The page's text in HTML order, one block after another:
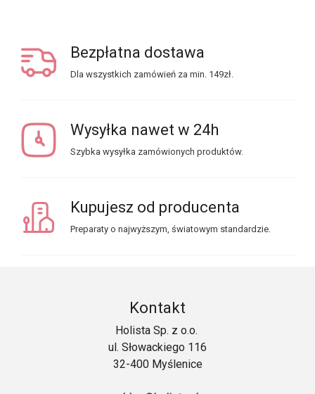
Bezpłatna dostawa
Dla wszystkich zamówień za min. 149zł.
Wysyłka nawet w 24h
Szybka wysyłka zamówionych produktów.
Kupujesz od producenta
Preparaty o najwyższym, światowym standardzie.
Kontakt
Holista Sp. z o.o.
ul. Słowackiego 116
32-400 Myślenice